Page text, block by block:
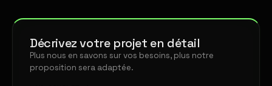
Décrivez votre projet en détail
Plus nous en savons sur vos besoins, plus notre
proposition sera adaptée.